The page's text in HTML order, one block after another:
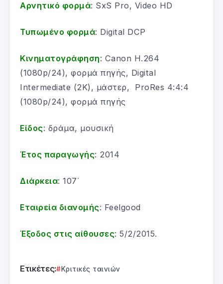
Αρνητικό φορμά: SxS Pro, Video HD
Τυπωμένο φορμά: Digital DCP
Κινηματογράφηση: Canon H.264
(1080p/24), φορμά πηγής, Digital
Intermediate (2K), μάστερ, ProRes 4:4:4
(1080p/24), φορμά πηγής
Είδος: δράμα, μουσική
Έτος παραγωγής: 2014
Διάρκεια: 107΄
Εταιρεία διανομής: Feelgood
Έξοδος στις αίθουσες: 5/2/2015.
Ετικέτες: Κριτικές ταινιών